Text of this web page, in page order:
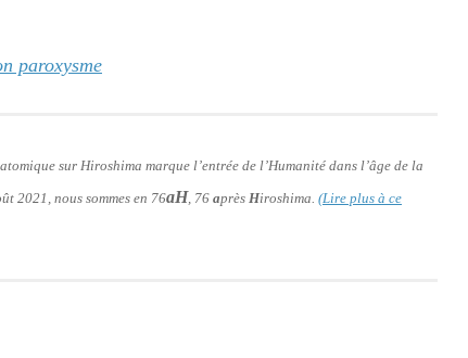
paroxysme
sur Hiroshima marque l’entrée de l’Humanité dans l’âge de la
2021, nous sommes en 76aH, 76 après Hiroshima. (Lire plus à ce